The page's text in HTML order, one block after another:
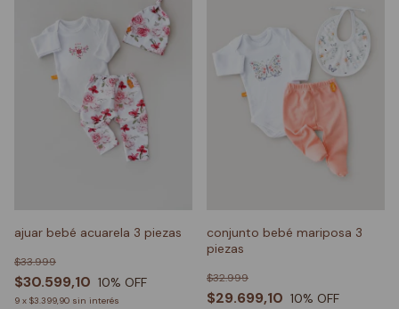
ajuar bebé acuarela 3 piezas
$30.599,10
$33.999
10% OFF
9 x $3.399,90 sin interés
conjunto bebé mariposa 3
piezas
$29.699,10
$32.999
10% OFF